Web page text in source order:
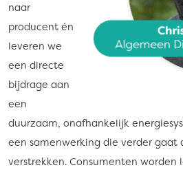
naar
producent én
leveren we
een directe
bijdrage aan
een
duurzaam, onafhankelijk
een samenwerking die verder gaat
verstrekken. Consumenten